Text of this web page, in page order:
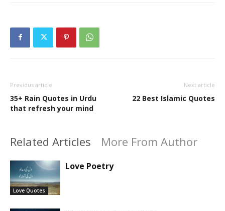
Previous article
35+ Rain Quotes in Urdu
that refresh your mind
Next article
22 Best Islamic Quotes
Related Articles More From Author
Love Quotes
Love Poetry